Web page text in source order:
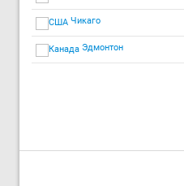
Чикаго
Эдмонтон